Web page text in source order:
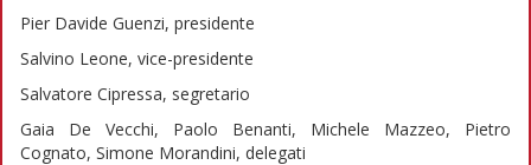
Pier Davide Guenzi, presidente
Salvino Leone, vice-presidente
Salvatore Cipressa, segretario
Gaia De Vecchi, Paolo Benanti, Michele Mazzeo, Pietro
Cognato, Simone Morandini, delegati